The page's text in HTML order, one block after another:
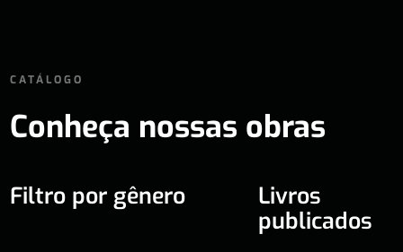
CATÁLOGO
Conheça nossas obras
Filtro por gênero
Livros
publicados